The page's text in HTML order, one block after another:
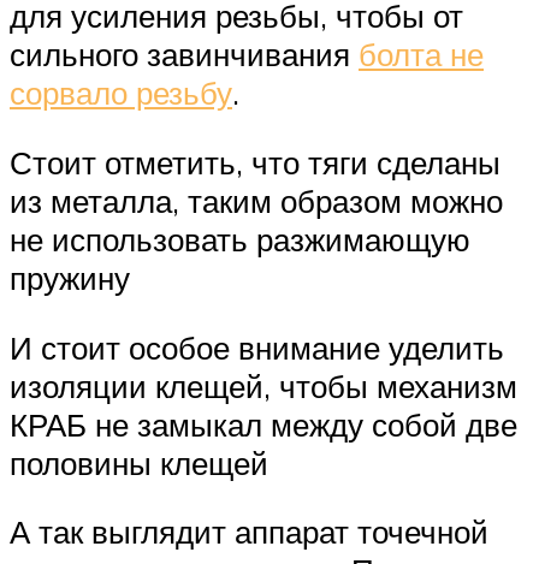
для усиления резьбы, чтобы от
сильного завинчивания болта не
сорвало резьбу.
Стоит отметить, что тяги сделаны
из металла, таким образом можно
не использовать разжимающую
пружину
И стоит особое внимание уделить
изоляции клещей, чтобы механизм
КРАБ не замыкал между собой две
половины клещей
А так выглядит аппарат точечной